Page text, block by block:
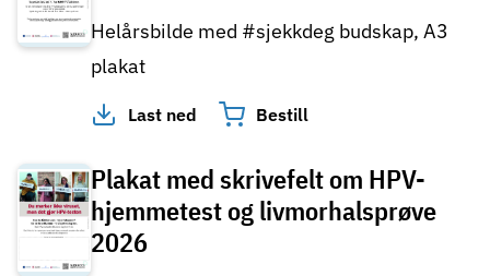
Helårsbilde med #sjekkdeg budskap, A3
plakat
Last ned Bestill
Plakat med skrivefelt om HPV-
hjemmetest og livmorhalsprøve
2026